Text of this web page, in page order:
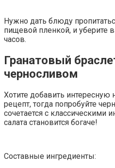
Нужно дать блюду
пищевой пленкой, и уберите
часов.
Гранатовый
черносливом
Хотите добавить интересную
рецепт, тогда попробуйте
сочетается с классическими
салата становится богаче!
Составные ингредиенты: